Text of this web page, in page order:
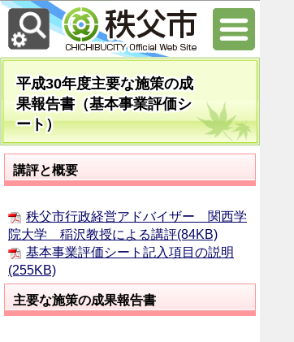
平成30年度主要な施策の成
果報告書（基本事業評価シ
ート）
講評と概要
秩父市行政経営アドバイザー 関西学
院大学 稲沢教授による講評(84KB)
基本事業評価シート記入項目の説明
(255KB)
主要な施策の成果報告書